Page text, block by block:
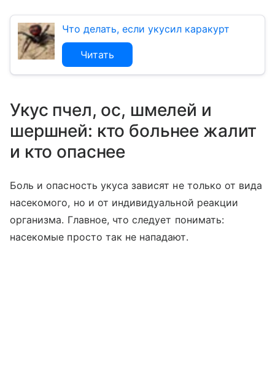
Что делать, если укусил каракурт
Читать
Укус пчел, ос, шмелей и
шершней: кто больнее жалит
и кто опаснее
Боль и опасность укуса зависят не только от вида
насекомого, но и от индивидуальной реакции
организма. Главное, что следует понимать:
насекомые просто так не нападают.